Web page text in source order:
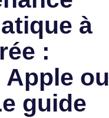
à
:
Apple ou
guide